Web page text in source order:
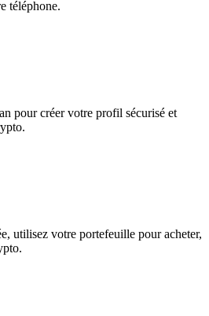
téléphone.
pour créer votre profil sécurisé et
utilisez votre portefeuille pour acheter,